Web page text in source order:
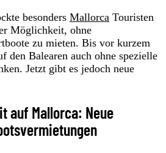
besonders Mallorca Touristen
Möglichkeit, ohne
zu mieten. Bis vor kurzem
den Balearen auch ohne spezielle
Jetzt gibt es jedoch neue
auf Mallorca: Neue